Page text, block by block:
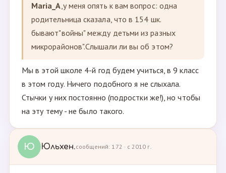
Maria_A,у меня опять к вам вопрос: одна
родительница сказала, что в 154 шк.
бывают"войны" между детьми из разных
микрорайонов".Слышали ли вы об этом?
Мы в этой школе 4-й год будем учиться, в 9 класс
в этом году. Ничего подобного я не слыхала.
Стычки у них постоянно (подростки же!), но чтобы
на эту тему - не было такого.
Ю Юльхен.сообщений: 172 · с 2010 г.